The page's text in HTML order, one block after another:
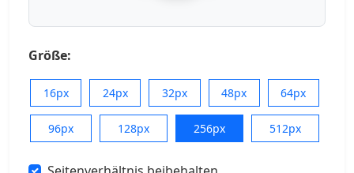
Größe:
16px 24px 32px 48px 64px
96px 128px 256px 512px